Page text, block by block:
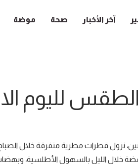
آخر الأخبار صحة موضة
لليوم
الاثنين، نزول قطرات مطرية متفرقة
خلال الليل بالسهول الأطلسية،